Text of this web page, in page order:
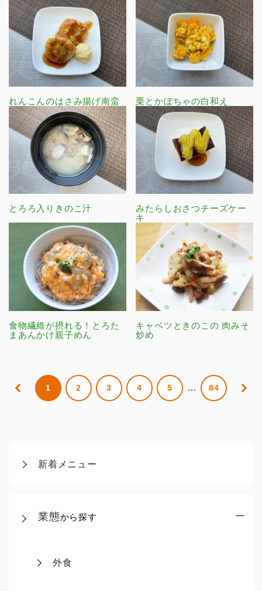
新着メニュー
業態から探す
外食
れんこんのはさみ揚げ南蛮 栗とかぼちゃの白和え
とろろ入りきのこ汁
みたらしおさつチーズケー
キ
食物繊維が摂れる！とろた
まあんかけ親子めん
キャベツときのこの 肉みそ
炒め
1 2 3 4 5 … 84